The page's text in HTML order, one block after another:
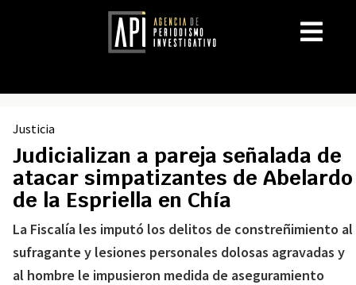
Justicia
Judicializan a pareja señalada de
atacar simpatizantes de Abelardo
de la Espriella en Chía
La Fiscalía les imputó los delitos de constreñimiento al
sufragante y lesiones personales dolosas agravadas y
al hombre le impusieron medida de aseguramiento